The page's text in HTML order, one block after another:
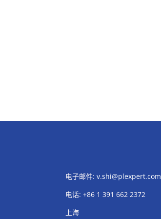
电子邮件:v.shi@plexpert.com
电话: +86 1 391 662 2372
上海